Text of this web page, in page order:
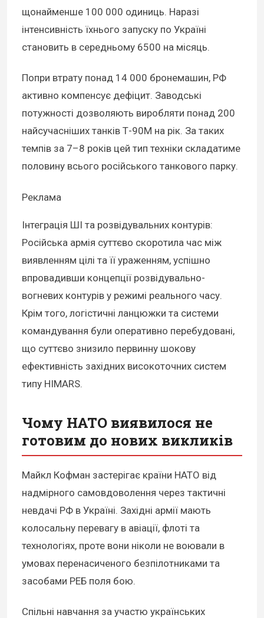
щонайменше 100 000 одиниць. Наразі
інтенсивність їхнього запуску по Україні
становить в середньому 6500 на місяць.
Попри втрату понад 14 000 бронемашин, РФ
активно компенсує дефіцит. Заводські
потужності дозволяють виробляти понад 200
найсучасніших танків Т-90М на рік. За таких
темпів за 7–8 років цей тип техніки складатиме
половину всього російського танкового парку.
Реклама
Інтеграція ШІ та розвідувальних контурів:
Російська армія суттєво скоротила час між
виявленням цілі та її ураженням, успішно
впровадивши концепції розвідувально-
вогневих контурів у режимі реального часу.
Крім того, логістичні ланцюжки та системи
командування були оперативно перебудовані,
що суттєво знизило первинну шокову
ефективність західних високоточних систем
типу HIMARS.
Чому НАТО виявилося не
готовим до нових викликів
Майкл Кофман застерігає країни НАТО від
надмірного самовдоволення через тактичні
невдачі РФ в Україні. Західні армії мають
колосальну перевагу в авіації, флоті та
технологіях, проте вони ніколи не воювали в
умовах перенасиченого безпілотниками та
засобами РЕБ поля бою.
Спільні навчання за участю українських